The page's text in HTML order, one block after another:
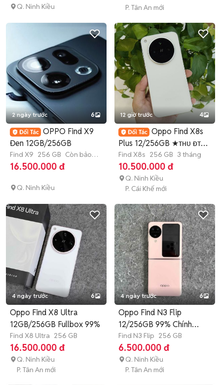
Q. Ninh Kiều
P. Tân An mới
2 ngày trước 6
OPPO Find X9
Đen 12GB/256GB
Find X9 256 GB Còn bảo
hành
16.500.000 đ
Q. Ninh Kiều
12 giờ trước 4
Oppo Find X8s
Plus 12/256GB ★ᴛʜᴜ ᴆᴛ
ᴄᴜ̃★
Find X8s 256 GB 3 tháng
10.500.000 đ
Q. Ninh Kiều
P. Cái Khế mới
4 ngày trước 6
Oppo Find X8 Ultra
12GB/256GB Fullbox 99%
Find X8 Ultra 256 GB
16.500.000 đ
Q. Ninh Kiều
P. Tân An mới
4 ngày trước 6
Oppo Find N3 Flip
12/256GB 99% Chính
Hãng
Find N3 Flip 256 GB
6.500.000 đ
Q. Ninh Kiều
P. Tân An mới